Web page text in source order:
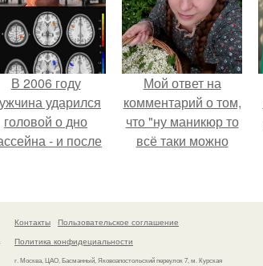
В 2006 году
ударился
головой о дно
- и после
образом.
Мой ответ на
комментарий о том,
что "ну маникюр то
всё таки можно
Контакты
Пользовательское соглашение
Политика конфидециальности
г. Москва, ЦАО, Басманный, Яковоапостольский переулок 7, м. Курская